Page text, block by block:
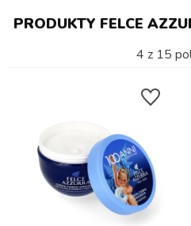
PRODUKTY FELCE
4 z 15